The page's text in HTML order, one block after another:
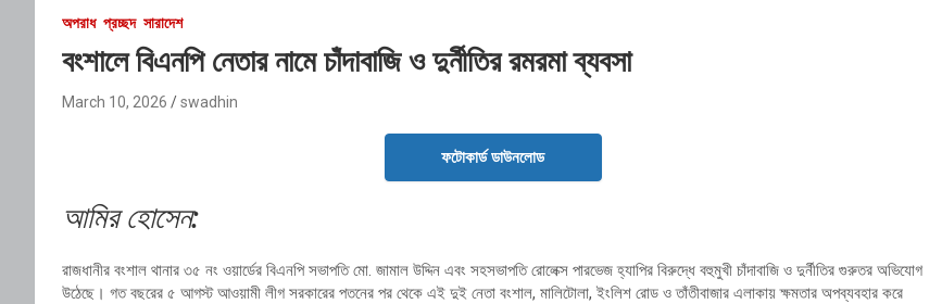
অপরাধ প্রচ্ছদ সারাদেশ
বংশালে বিএনপি নেতার নামে চাঁদাবাজি ও দুর্নীতির রমরমা ব্যবসা
March 10, 2026 swadhin
ফটোকার্ড ডাউনলোড
আমির হোসেন:
রাজধানীর বংশাল থানার ৩৫ নং ওয়ার্ডের বিএনপি সভাপতি মো. জামাল উদ্দিন এবং সহসভাপতি রোলেক্স পারভেজ হ্যাপির বিরুদ্ধে বহুমুখী চাঁদাবাজি ও দুর্নীতির গুরুতর অভিযোগ
উঠেছে। গত বছরের ৫ আগস্ট আওয়ামী লীগ সরকারের পতনের পর থেকে এই দুই নেতা বংশাল, মালিটোলা, ইংলিশ রোড ও তাঁতীবাজার এলাকায় ক্ষমতার অপব্যবহার করে